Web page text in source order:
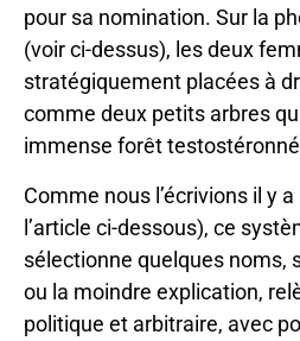
pour sa nomination. Sur la
(voir ci-dessus), les deux
stratégiquement placées à
comme deux petits arbres
immense forêt
Comme nous l’écrivions il y
l’article ci-dessous), ce
sélectionne quelques noms,
ou la moindre explication,
politique et arbitraire, avec